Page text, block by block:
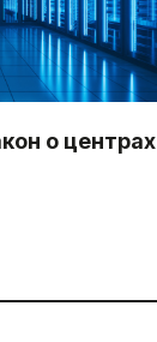
о центрах